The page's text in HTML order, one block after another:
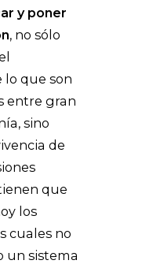
y poner
, no sólo
lo que son
entre gran
sino
de
que
los
cuales no
un sistema